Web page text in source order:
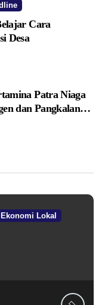
Cara
Desa
Patra Niaga
dan Pangkalan
Ekonomi Lokal